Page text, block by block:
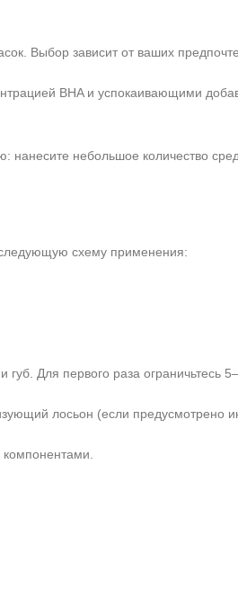
Выбор зависит от ваших
BHA и успокаивающими
небольшое количество
схему применения:
губ. Для первого раза ограничьтесь
лосьон (если предусмотрено